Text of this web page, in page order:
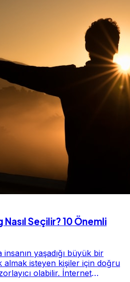
Seçilir? 10 Önemli
yaşadığı büyük bir
almak isteyen kişiler için doğru
olabilir. İnternet